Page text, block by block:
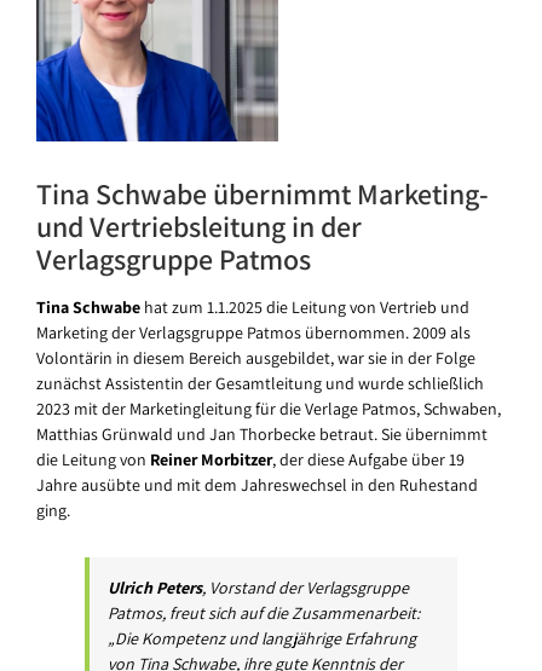
Tina Schwabe übernimmt Marketing-
und Vertriebsleitung in der
Verlagsgruppe Patmos
Tina Schwabe hat zum 1.1.2025 die Leitung von Vertrieb und
Marketing der Verlagsgruppe Patmos übernommen. 2009 als
Volontärin in diesem Bereich ausgebildet, war sie in der Folge
zunächst Assistentin der Gesamtleitung und wurde schließlich
2023 mit der Marketingleitung für die Verlage Patmos, Schwaben,
Matthias Grünwald und Jan Thorbecke betraut. Sie übernimmt
die Leitung von Reiner Morbitzer, der diese Aufgabe über 19
Jahre ausübte und mit dem Jahreswechsel in den Ruhestand
ging.
Ulrich Peters, Vorstand der Verlagsgruppe
Patmos, freut sich auf die Zusammenarbeit:
„Die Kompetenz und langjährige Erfahrung
von Tina Schwabe, ihre gute Kenntnis der